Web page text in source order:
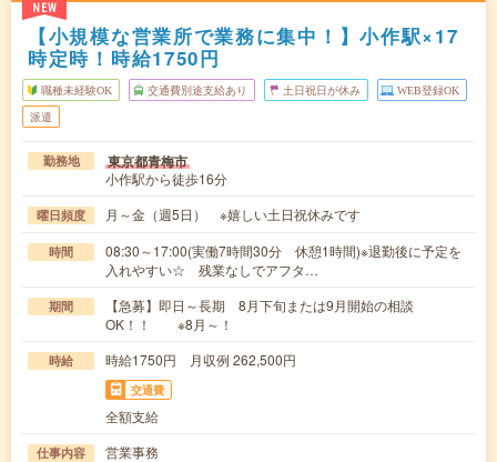
NEW
【小規模な営業所で業務に集中！】小作駅×17
時定時！時給1750円
職種未経験OK 交通費別途支給あり 土日祝日が休み WEB登録OK
派遣
勤務地 東京都青梅市
小作駅から徒歩16分
曜日頻度 月～金（週5日） ※嬉しい土日祝休みです
時間
08:30～17:00(実働7時間30分 休憩1時間)※退勤後に予定を
入れやすい☆ 残業なしでアフタ…
期間
【急募】即日～長期 8月下旬または9月開始の相談
OK！！ ※8月～！
時給 時給1750円 月収例 262,500円
交通費
全額支給
仕事内容
営業事務